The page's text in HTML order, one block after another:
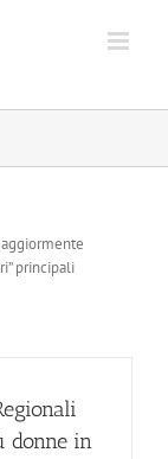
principali
donne in